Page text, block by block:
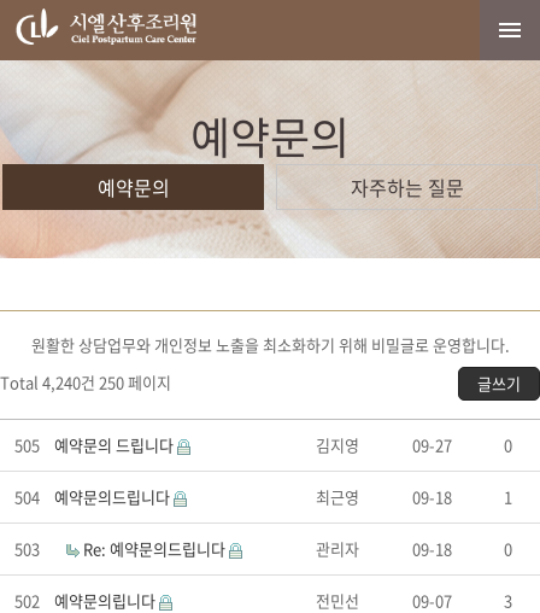
예약문의
예약문의 자주하는 질문
원활한 상담업무와 개인정보 노출을 최소화하기 위해 비밀글로 운영합니다.
Total 4,240건 250 페이지 글쓰기
505 예약문의 드립니다 김지영 09-27 0
504 예약문의드립니다 최근영 09-18 1
503 Re: 예약문의드립니다 관리자 09-18 0
502 예약문의립니다 전민선 09-07 3